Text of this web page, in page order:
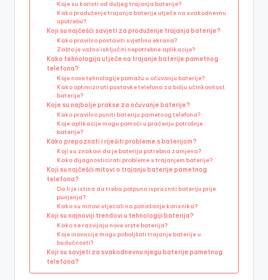
Koje su koristi od duljeg trajanja baterije?
Kako produženje trajanja baterije utječe na svakodnevnu
upotrebu?
Koji su najčešći savjeti za produženje trajanja baterije?
Kako pravilno postaviti svjetlinu ekrana?
Zašto je važno isključiti nepotrebne aplikacije?
Kako tehnologija utječe na trajanje baterije pametnog
telefona?
Koje nove tehnologije pomažu u očuvanju baterije?
Kako optimizirati postavke telefona za bolju učinkovitost
baterije?
Koje su najbolje prakse za očuvanje baterije?
Kako pravilno puniti bateriju pametnog telefona?
Koje aplikacije mogu pomoći u praćenju potrošnje
baterije?
Kako prepoznati i riješiti probleme s baterijom?
Koji su znakovi da je baterija potrebna zamjena?
Kako dijagnosticirati probleme s trajanjem baterije?
Koji su najčešći mitovi o trajanju baterije pametnog
telefona?
Da li je istina da treba potpuno isprazniti bateriju prije
punjenja?
Kako su mitovi utjecali na ponašanje korisnika?
Koji su najnoviji trendovi u tehnologiji baterija?
Kako se razvijaju nove vrste baterija?
Koje inovacije mogu poboljšati trajanje baterije u
budućnosti?
Koji su savjeti za svakodnevnu njegu baterije pametnog
telefona?